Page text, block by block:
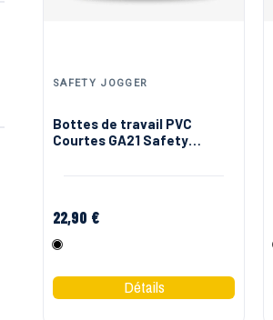
SAFETY JOGGER
Bottes de travail PVC
Courtes GA21 Safety
22,90 €
Noir